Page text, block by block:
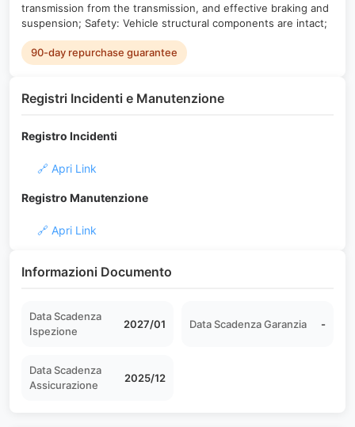
transmission from the transmission, and effective braking and
suspension; Safety: Vehicle structural components are intact;
90-day repurchase guarantee
Registri Incidenti e Manutenzione
Registro Incidenti
🔗 Apri Link
Registro Manutenzione
🔗 Apri Link
Informazioni Documento
Data Scadenza
Ispezione
2027/01 Data Scadenza Garanzia -
Data Scadenza
Assicurazione
2025/12